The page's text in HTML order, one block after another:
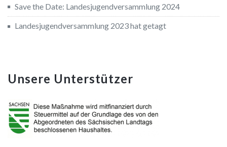
Save the Date: Landesjugendversammlung 2024
Landesjugendversammlung 2023 hat getagt
Unsere Unterstützer